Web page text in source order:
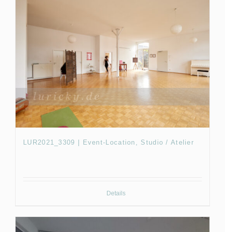
LUR2021_3309 | Event-Location, Studio / Atelier
Details